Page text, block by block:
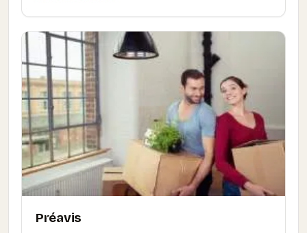
Préavis